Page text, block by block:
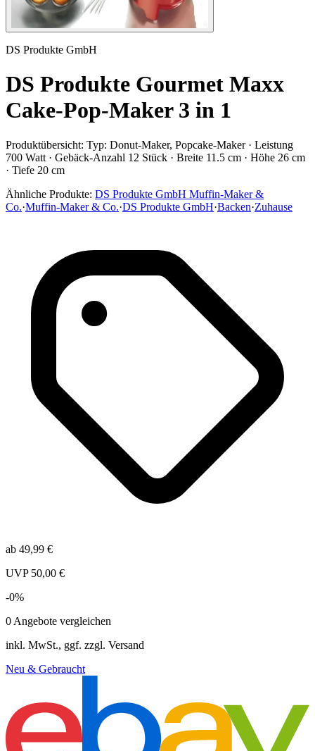
DS Produkte GmbH
DS Produkte Gourmet Maxx
Cake-Pop-Maker 3 in 1
Produktübersicht: Typ: Donut-Maker, Popcake-Maker · Leistung
700 Watt · Gebäck-Anzahl 12 Stück · Breite 11.5 cm · Höhe 26 cm
· Tiefe 20 cm
Ähnliche Produkte: DS Produkte GmbH Muffin-Maker &
Co.·Muffin-Maker & Co.·DS Produkte GmbH·Backen·Zuhause
ab 49,99 €
UVP 50,00 €
-0%
0 Angebote vergleichen
inkl. MwSt., ggf. zzgl. Versand
Neu & Gebraucht